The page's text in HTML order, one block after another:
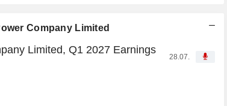
Company Limited
Limited, Q1 2027 Earnings
28.07.